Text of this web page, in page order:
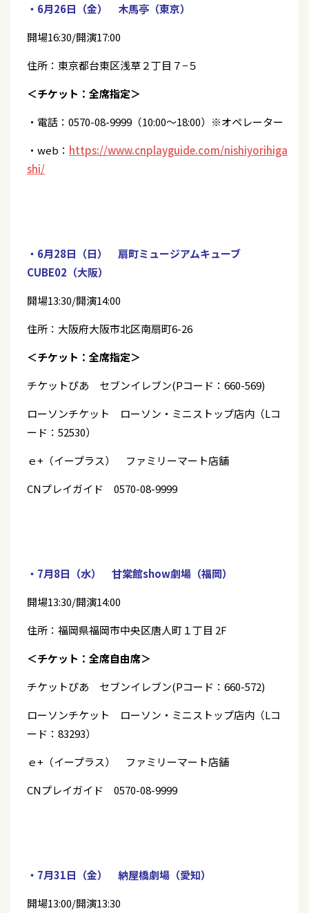
・6月26日（金） 木馬亭（東京）
開場16:30/開演17:00
住所：東京都台東区浅草２丁目７−５
＜チケット：全席指定＞
・電話：0570-08-9999（10:00～18:00）※オペレーター
・web： https://www.cnplayguide.com/nishiyorihiga
shi/
・6月28日（日） 扇町ミュージアムキューブ
CUBE02（大阪）
開場13:30/開演14:00
住所：大阪府大阪市北区南扇町6-26
＜チケット：全席指定＞
チケットぴあ セブンイレブン(Pコード：660-569)
ローソンチケット ローソン・ミニストップ店内（Lコ
ード：52530）
ｅ+（イープラス） ファミリーマート店舗
CNプレイガイド 0570-08-9999
・7月8日（水） 甘棠館show劇場（福岡）
開場13:30/開演14:00
住所：福岡県福岡市中央区唐人町１丁目 2F
＜チケット：全席自由席＞
チケットぴあ セブンイレブン(Pコード：660-572)
ローソンチケット ローソン・ミニストップ店内（Lコ
ード：83293）
ｅ+（イープラス） ファミリーマート店舗
CNプレイガイド 0570-08-9999
・7月31日（金） 納屋橋劇場（愛知）
開場13:00/開演13:30